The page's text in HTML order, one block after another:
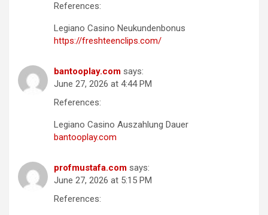
References:
Legiano Casino Neukundenbonus
https://freshteenclips.com/
bantooplay.com says:
June 27, 2026 at 4:44 PM
References:
Legiano Casino Auszahlung Dauer
bantooplay.com
profmustafa.com says:
June 27, 2026 at 5:15 PM
References: